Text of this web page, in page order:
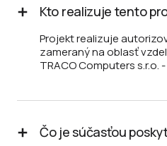
Kto realizuje tento
Projekt realizuje
zameraný na oblasť
TRACO Computers s.r.o. -
Čo je súčasťou